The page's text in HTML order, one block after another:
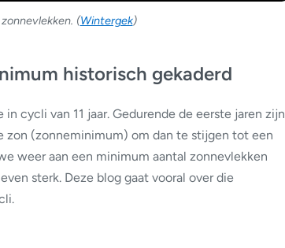
(Wintergek)
historisch gekaderd
cycli van 11 jaar. Gedurende de eerste jaren zijn
zon (zonneminimum) om dan te stijgen tot een
weer aan een minimum aantal zonnevlekken
sterk. Deze blog gaat vooral over die